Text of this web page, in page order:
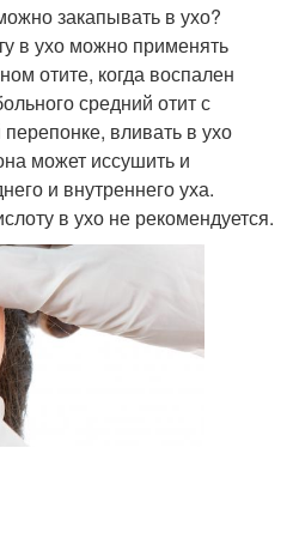
закапывать в ухо?
в ухо можно применять
отите, когда воспален
средний отит с
вливать в ухо
может иссушить и
и внутреннего уха.
в ухо не рекомендуется.